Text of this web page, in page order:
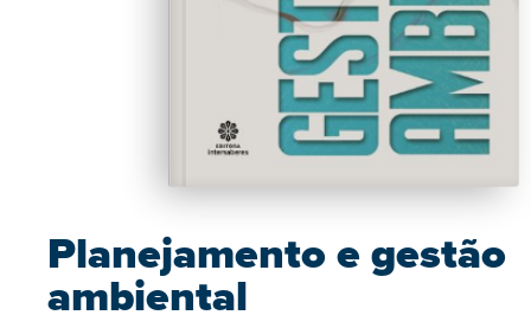
Planejamento e gestão
ambiental